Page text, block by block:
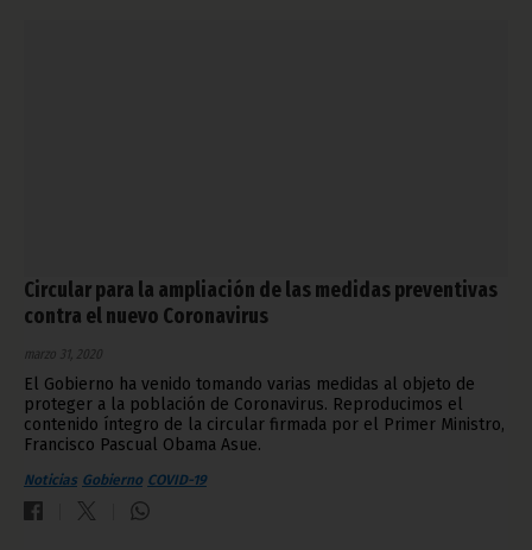
Circular para la ampliación de las medidas preventivas
contra el nuevo Coronavirus
marzo 31, 2020
El Gobierno ha venido tomando varias medidas al objeto de
proteger a la población de Coronavirus. Reproducimos el
contenido íntegro de la circular firmada por el Primer Ministro,
Francisco Pascual Obama Asue.
Noticias Gobierno COVID-19